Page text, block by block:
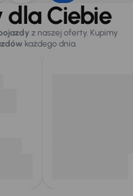
Ciebie
z naszej oferty. Kupimy
każdego dnia.